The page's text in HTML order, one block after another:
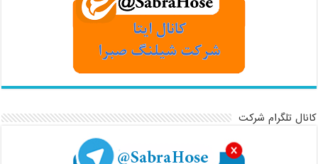
کانال تلگرام شرکت